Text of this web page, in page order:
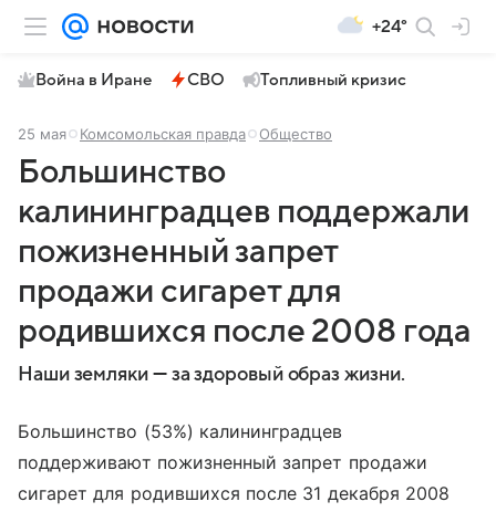
+24°
Война в Иране СВО Топливный кризис
25 мая Комсомольская правда Общество
Большинство
калининградцев поддержали
пожизненный запрет
продажи сигарет для
родившихся после 2008 года
Наши земляки — за здоровый образ жизни.
Большинство (53%) калининградцев
поддерживают пожизненный запрет продажи
сигарет для родившихся после 31 декабря 2008